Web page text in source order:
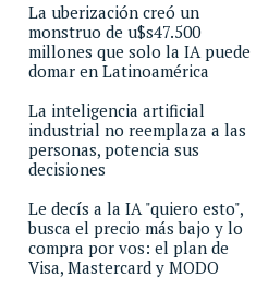
La uberización creó un
monstruo de u$s47.500
millones que solo la IA puede
domar en Latinoamérica
La inteligencia artificial
industrial no reemplaza a las
personas, potencia sus
decisiones
Le decís a la IA "quiero esto",
busca el precio más bajo y lo
compra por vos: el plan de
Visa, Mastercard y MODO